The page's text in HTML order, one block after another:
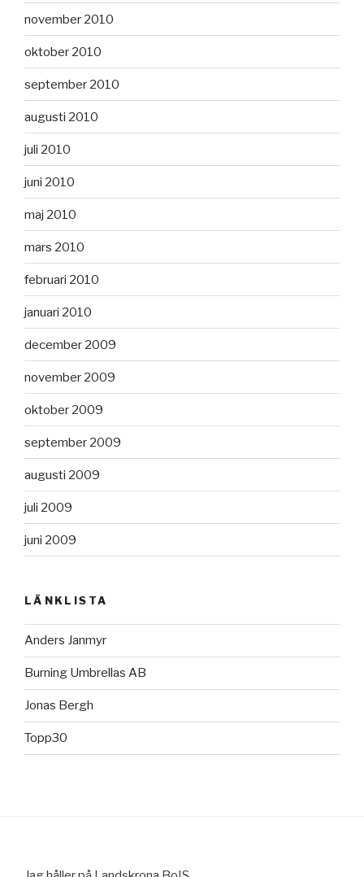
november 2010
oktober 2010
september 2010
augusti 2010
juli 2010
juni 2010
maj 2010
mars 2010
februari 2010
januari 2010
december 2009
november 2009
oktober 2009
september 2009
augusti 2009
juli 2009
juni 2009
LÄNKLISTA
Anders Janmyr
Burning Umbrellas AB
Jonas Bergh
Topp30